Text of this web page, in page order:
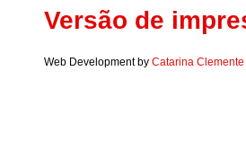
Versão de
Web Development by Catarina Clemente